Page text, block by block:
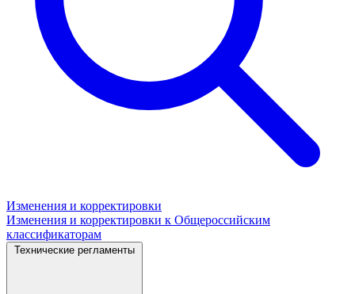
Изменения и корректировки
Изменения и корректировки к Общероссийским
классификаторам
Технические регламенты